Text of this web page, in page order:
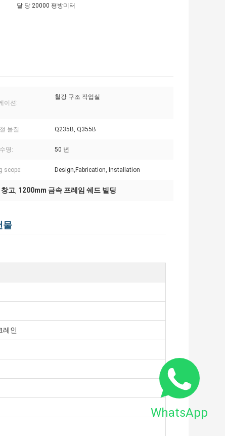
달 당 20000 평방미터
이션:
철강 구조 작업실
물질: Q235B, Q355B
명: 50 년
scope: Design,Fabrication, Installation
고, 1200mm 금속 프레임 쉐드 빌딩
물
레인
WhatsApp